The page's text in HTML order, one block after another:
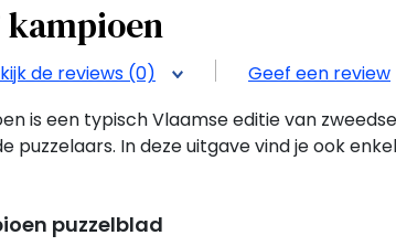
kampioen
de reviews (0)
Geef een review
is een typisch Vlaamse editie van
puzzelaars. In deze uitgave vind je ook
puzzelblad